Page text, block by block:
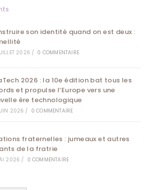
son identité quand on est deux :
2026 / 0 COMMENTAIRE
2026 : la 10e édition bat tous les
et propulse l’Europe vers une
ère technologique
2026 / 0 COMMENTAIRE
fraternelles : jumeaux et autres
de la fratrie
2026 / 0 COMMENTAIRE